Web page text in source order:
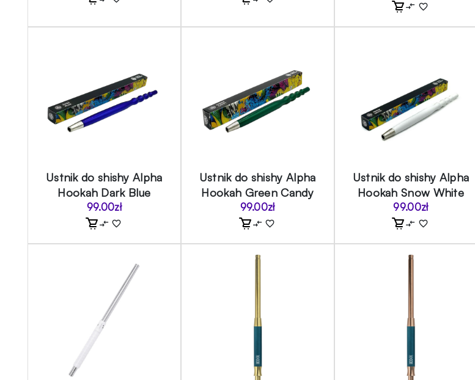
Ustnik do shishy Alpha
Hookah Dark Blue
99.00zł
Ustnik do shishy Alpha
Hookah Green Candy
99.00zł
Ustnik do shishy Alpha
Hookah Snow White
99.00zł